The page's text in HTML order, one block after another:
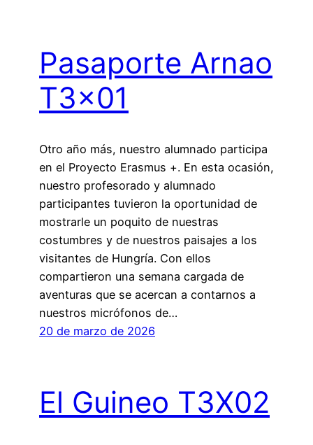
Pasaporte Arnao
T3x01
Otro año más, nuestro alumnado participa
en el Proyecto Erasmus +. En esta ocasión,
nuestro profesorado y alumnado
participantes tuvieron la oportunidad de
mostrarle un poquito de nuestras
costumbres y de nuestros paisajes a los
visitantes de Hungría. Con ellos
compartieron una semana cargada de
aventuras que se acercan a contarnos a
nuestros micrófonos de…
20 de marzo de 2026
El Guineo T3X02